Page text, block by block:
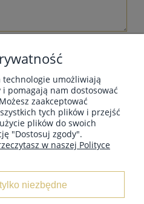
KONTO
NAS
technologie umożliwiają
pomagają nam dostosować
zaakceptować
tych plików i przejść
plików do swoich
"Dostosuj zgody".
w naszej Polityce
niezbędne